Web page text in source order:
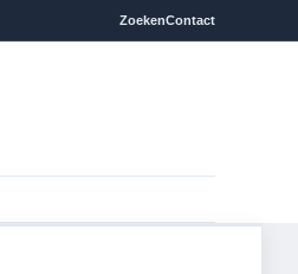
ZoekenContact